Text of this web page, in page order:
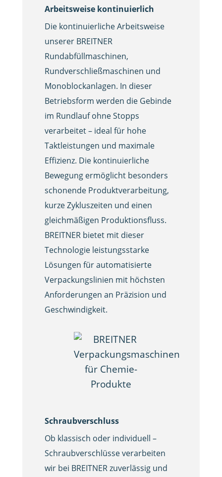
Arbeitsweise kontinuierlich
Die kontinuierliche Arbeitsweise
unserer BREITNER
Rundabfüllmaschinen,
Rundverschließmaschinen und
Monoblockanlagen. In dieser
Betriebsform werden die Gebinde
im Rundlauf ohne Stopps
verarbeitet – ideal für hohe
Taktleistungen und maximale
Effizienz. Die kontinuierliche
Bewegung ermöglicht besonders
schonende Produktverarbeitung,
kurze Zykluszeiten und einen
gleichmäßigen Produktionsfluss.
BREITNER bietet mit dieser
Technologie leistungsstarke
Lösungen für automatisierte
Verpackungslinien mit höchsten
Anforderungen an Präzision und
Geschwindigkeit.
Schraubverschluss
Ob klassisch oder individuell –
Schraubverschlüsse verarbeiten
wir bei BREITNER zuverlässig und